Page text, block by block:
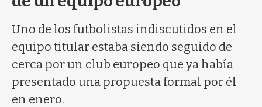
Uno de los futbolistas indiscutidos en el
equipo titular estaba siendo seguido de
cerca por un club europeo que ya había
presentado una propuesta formal por él
en enero.